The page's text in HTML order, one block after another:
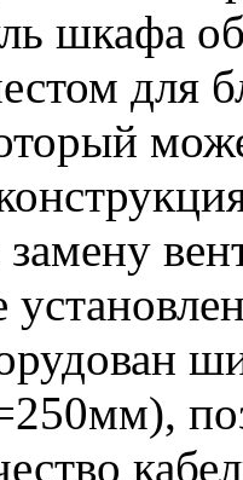
шкафа
для